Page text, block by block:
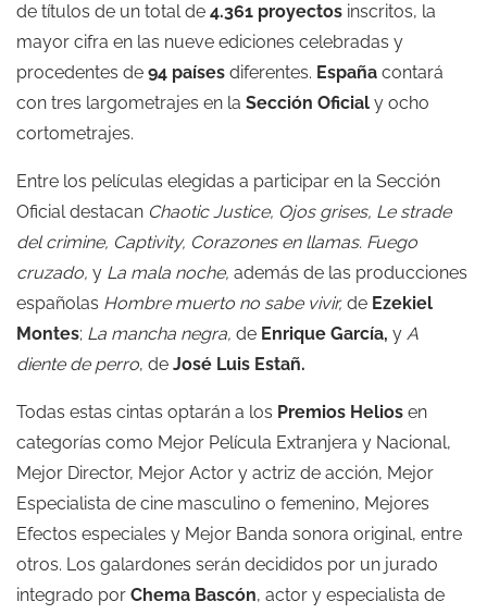
de títulos de un total de 4.361 proyectos inscritos, la
mayor cifra en las nueve ediciones celebradas y
procedentes de 94 países diferentes. España contará
con tres largometrajes en la Sección Oficial y ocho
cortometrajes.
Entre los películas elegidas a participar en la Sección
Oficial destacan Chaotic Justice, Ojos grises, Le strade
del crimine, Captivity, Corazones en llamas. Fuego
cruzado, y La mala noche, además de las producciones
españolas Hombre muerto no sabe vivir, de Ezekiel
Montes; La mancha negra, de Enrique García, y A
diente de perro, de José Luis Estañ.
Todas estas cintas optarán a los Premios Helios en
categorías como Mejor Película Extranjera y Nacional,
Mejor Director, Mejor Actor y actriz de acción, Mejor
Especialista de cine masculino o femenino, Mejores
Efectos especiales y Mejor Banda sonora original, entre
otros. Los galardones serán decididos por un jurado
integrado por Chema Bascón, actor y especialista de